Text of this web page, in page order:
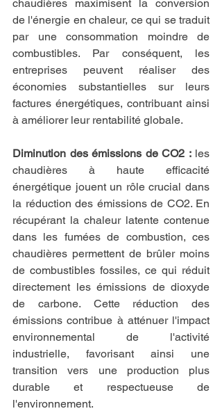
chaudières maximisent la conversion
de l'énergie en chaleur, ce qui se traduit
par une consommation moindre de
combustibles. Par conséquent, les
entreprises peuvent réaliser des
économies substantielles sur leurs
factures énergétiques, contribuant ainsi
à améliorer leur rentabilité globale.
Diminution des émissions de CO2 : les
chaudières à haute efficacité
énergétique jouent un rôle crucial dans
la réduction des émissions de CO2. En
récupérant la chaleur latente contenue
dans les fumées de combustion, ces
chaudières permettent de brûler moins
de combustibles fossiles, ce qui réduit
directement les émissions de dioxyde
de carbone. Cette réduction des
émissions contribue à atténuer l'impact
environnemental de l'activité
industrielle, favorisant ainsi une
transition vers une production plus
durable et respectueuse de
l'environnement.